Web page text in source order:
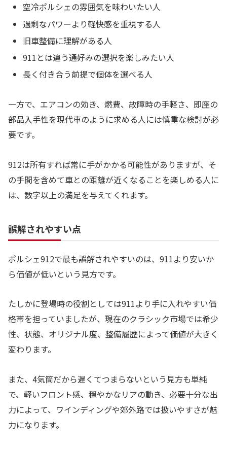
空冷ポルシェの雰囲気を味わいたい人
過剰なパワーより軽快感を重視する人
旧車整備に理解がある人
911とは違う通好みの選択を楽しみたい人
長く付き合う前提で個体を選べる人
一方で、エアコンの効き、燃費、故障時の手軽さ、即座の
部品入手性を現代車のように求める人には慎重な検討が必
要です。
912は所有すれば常に手がかかる可能性がありますが、そ
の手間を含めて車との距離が近くなることを楽しめる人に
は、数字以上の満足を与えてくれます。
誤解されやすい点
ポルシェ912で最も誤解されやすいのは、911より安いか
ら価値が低いという見方です。
たしかに登場時の役割としては911より手に入れやすい価
格帯を担っていましたが、現在のクラシック市場では希少
性、状態、オリジナル度、整備履歴によって価値が大きく
変わります。
また、4気筒だから遅くてつまらないという見方も単純
で、軽いフロント感、穏やかなリアの動き、必要十分な出
力によって、ワインディングや郊外路では扱いやすさが魅
力になります。